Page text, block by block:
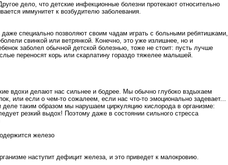
дело, что детские инфекционные болезни протекают относительно
иммунитет к возбудителю заболевания.
специально позволяют своим чадам играть с больными ребятишками,
свинкой или ветрянкой. Конечно, это уже излишнее, но и
заболел обычной детской болезнью, тоже не стоит: пусть лучше
переносят корь или скарлатину гораздо тяжелее малышей.
вдохи делают нас сильнее и бодрее. Мы обычно глубоко вздыхаем
или если о чем-то сожалеем, если нас что-то эмоционально задевает...
таким образом мы нарушаем циркуляцию кислорода в организме:
резкий выдох! Поэтому даже в состоянии сильного стресса
железо
наступит дефицит железа, и это приведет к малокровию.